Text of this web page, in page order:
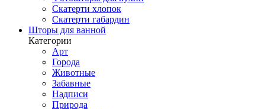
Скатерти хлопок
Скатерти габардин
Шторы для ванной
Категории
Арт
Города
Животные
Забавные
Надписи
Природа